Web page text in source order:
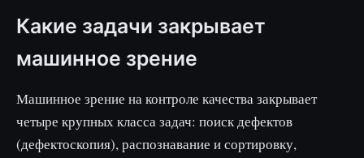
Какие задачи закрывает
машинное зрение
Машинное зрение на контроле качества закрывает
четыре крупных класса задач: поиск дефектов
(дефектоскопия), распознавание и сортировку,